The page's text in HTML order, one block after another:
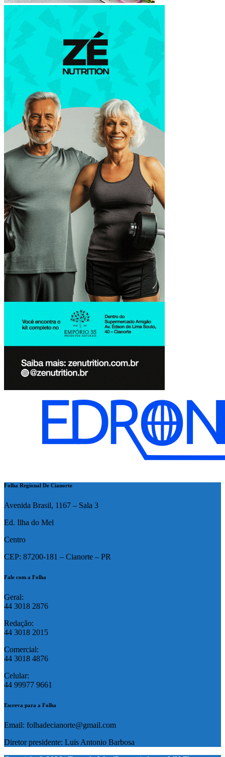
Folha Regional De Cianorte
Avenida Brasil, 1167 – Sala 3
Ed. Ilha do Mel
Centro
CEP: 87200-181 – Cianorte – PR
Fale com a Folha
Geral:
44 3018 2876
Redação:
44 3018 2015
Comercial:
44 3018 4876
Celular:
44 99977 9661
Escreva para a Folha
Email: folhadecianorte@gmail.com
Diretor presidente: Luis Antonio Barbosa